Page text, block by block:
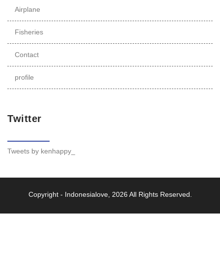
Airplane
Fisheries
Contact
profile
Twitter
Tweets by kenhappy_
Copyright - Indonesialove, 2026 All Rights Reserved.